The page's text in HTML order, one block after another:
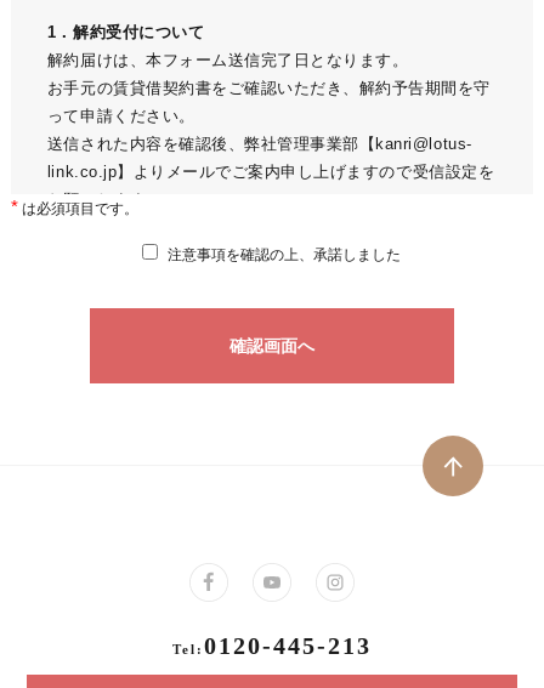
1．解約受付について
解約届けは、本フォーム送信完了日となります。
お手元の賃貸借契約書をご確認いただき、解約予告期間を守
って申請ください。
送信された内容を確認後、弊社管理事業部【kanri@lotus-
link.co.jp】よりメールでご案内申し上げますので受信設定を
お願いします。
ムよりご申請をお願いいたします。
② 解約受付日：3月15日 → 解約日：4月15日
③ 解約受付日：3月31日 → 解約日：5月 1日（暦上4/31が存
等を含む）は、退去時にすべてご返却をお願いいたします。
事前にご確認のうえ、紛失・不足がある場合は退去立会時に
* は必須項目です。
注意事項を確認の上、承諾しました
確認画面へ
Tel: 0120-445-213